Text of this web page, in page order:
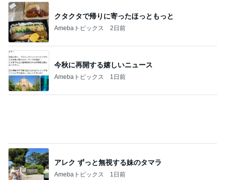
クタクタで帰りに寄ったほっともっと
Amebaトピックス 2日前
今秋に再開する嬉しいニュース
Amebaトピックス 1日前
アレク ずっと無視する妹のタマラ
Amebaトピックス 1日前